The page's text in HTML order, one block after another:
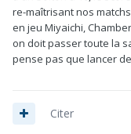
re-maîtrisant nos
en jeu Miyaichi,
on doit passer toute la
pense pas que lancer
Citer